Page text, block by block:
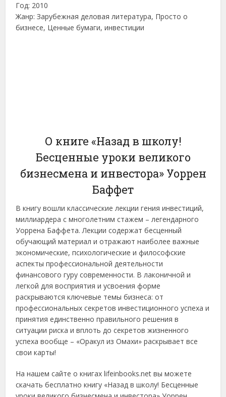
Год: 2010
Жанр: Зарубежная деловая литература, Просто о
бизнесе, Ценные бумаги, инвестиции
О книге «Назад в школу!
Бесценные уроки великого
бизнесмена и инвестора» Уоррен
Баффет
В книгу вошли классические лекции гения инвестиций,
миллиардера с многолетним стажем – легендарного
Уоррена Баффета. Лекции содержат бесценный
обучающий материал и отражают наиболее важные
экономические, психологические и философские
аспекты профессиональной деятельности
финансового гуру современности. В лаконичной и
легкой для восприятия и усвоения форме
раскрываются ключевые темы бизнеса: от
профессиональных секретов инвестиционного успеха и
принятия единственно правильного решения в
ситуации риска и вплоть до секретов жизненного
успеха вообще – «Оракул из Омахи» раскрывает все
свои карты!
На нашем сайте о книгах lifeinbooks.net вы можете
скачать бесплатно книгу «Назад в школу! Бесценные